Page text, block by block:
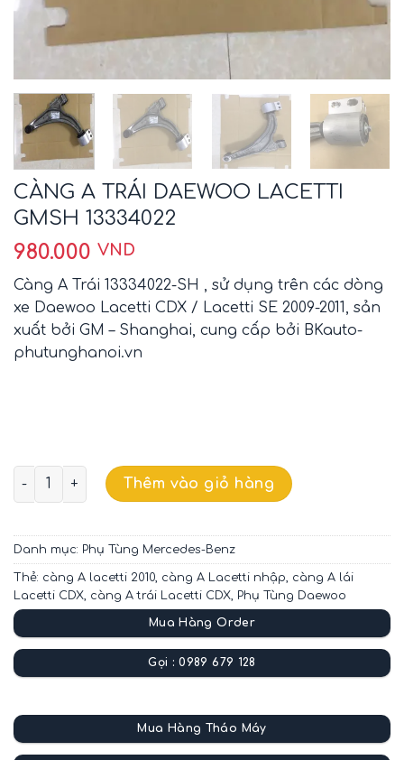
CÀNG A TRÁI DAEWOO LACETTI
GMSH 13334022
980.000 VND
Càng A Trái 13334022-SH , sử dụng trên các dòng
xe Daewoo Lacetti CDX / Lacetti SE 2009-2011, sản
xuất bởi GM – Shanghai, cung cấp bởi BKauto-
phutunghanoi.vn
CÀNG A TRÁI DAEWOO LACETTI GMSH 13334022 số lượng
Thêm vào giỏ hàng
Danh mục: Phụ Tùng Mercedes-Benz
Thẻ: càng A lacetti 2010, càng A Lacetti nhập, càng A lái
Lacetti CDX, càng A trái Lacetti CDX, Phụ Tùng Daewoo
Mua Hàng Order
Gọi : 0989 679 128
Mua Hàng Tháo Máy